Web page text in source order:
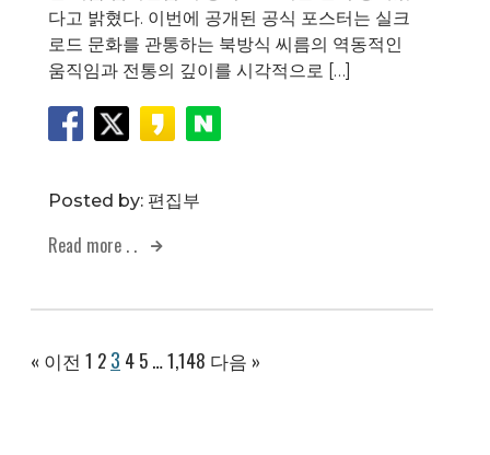
다고 밝혔다. 이번에 공개된 공식 포스터는 실크
로드 문화를 관통하는 북방식 씨름의 역동적인
움직임과 전통의 깊이를 시각적으로 […]
Posted by: 편집부
Read more . .
« 이전 1 2 3 4 5 …1,148 다음 »